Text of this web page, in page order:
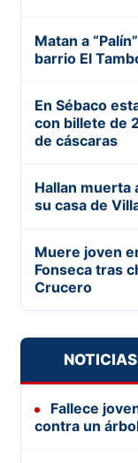
Matan a
barrio El
En Sébaco
con billete de
de cáscaras
Hallan muerta
su casa de
Muere joven
Fonseca tras
Crucero
Fallece
contra un